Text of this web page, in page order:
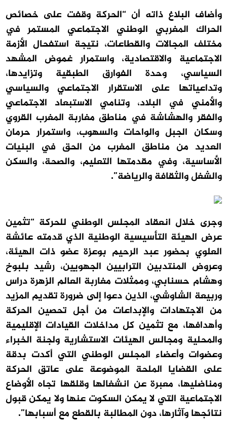
وأضاف البلاغ ذاته أن “الحركة وقفت على خصائص
الحراك المغربي الوطني الاجتماعي المستمر في
مختلف المجالات والقطاعات، نتيجة استفحال الأزمة
الاجتماعية والاقتصادية، واستمرار غموض المشهد
السياسي، وحدة الفوارق الطبقية وتزايدها،
وتداعياتها على الاستقرار الاجتماعي والسياسي
والأمني في البلاد، وتنامي الاستبعاد الاجتماعي
والفقر والهشاشة في مناطق مغاربة المغرب القروي
وسكان الجبل والواحات والسهوب، واستمرار حرمان
العديد من مناطق المغرب من الحق في البنيات
الأساسية، وفي مقدمتها التعليم، والصحة، والسكن
والشغل والثقافة والرياضة”.
وجرى خلال انعقاد المجلس الوطني للحركة “تثمين
عرض الهيئة التأسيسية الوطنية الذي قدمته عائشة
العلوي بحضور عبد الرحيم بوعزة عضو ذات الهيئة،
وعروض المنتدبين الترابيين الجهويين، رشيد بلبوخ
وهشام حسنابي، وممثلات مغاربة العالم الزهرة دراس
وربيعة الشاوشي، الذين دعوا إلى ضرورة تقديم المزيد
من الاجتهادات والإبداعات من أجل تحصين الحركة
وأهدافها، مع تثمين كل مداخلات القيادات الإقليمية
والمحلية ومجالس الهيئات الاستشارية ولجنة الخبراء
وعضوات وأعضاء المجلس الوطني التي أكدت بدقة
على القضايا الملحة الموضوعة على عاتق الحركة
ومناضليها، معبرة عن انشغالها وقلقها تجاه الأوضاع
الاجتماعية التي لا يمكن السكوت عنها ولا يمكن قبول
نتائجها وآثارها، دون المطالبة بالقطع مع أسبابها”.